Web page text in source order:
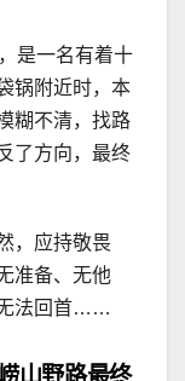
是一名有着十
锅附近时，本
糊不清，找路
了方向，最终
，应持敬畏
准备、无他
无法回首……
山野路最终